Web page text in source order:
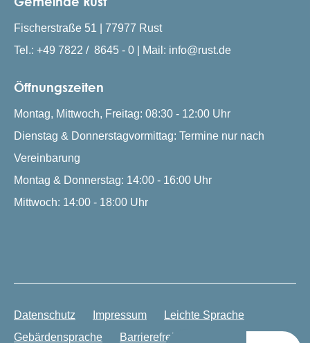
Fischerstraße 51 | 77977 Rust
Tel.: +49 7822 / 8645 - 0 | Mail: info@rust.de
Öffnungszeiten
Montag, Mittwoch, Freitag: 08:30 - 12:00 Uhr
Dienstag & Donnerstagvormittag: Termine nur nach
Vereinbarung
Montag & Donnerstag: 14:00 - 16:00 Uhr
Mittwoch: 14:00 - 18:00 Uhr
Datenschutz Impressum
Leichte Sprache
Gebärdensprache
Barrierefreiheit